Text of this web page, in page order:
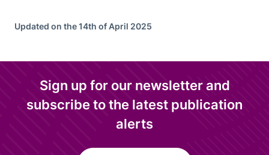
Updated on the 14th of April 2025
Sign up for our newsletter and
subscribe to the latest publication
alerts